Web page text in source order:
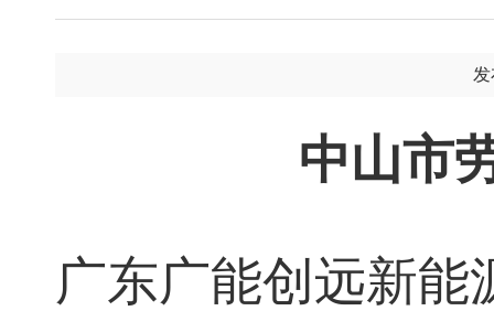
中山市
广东广能创远新能